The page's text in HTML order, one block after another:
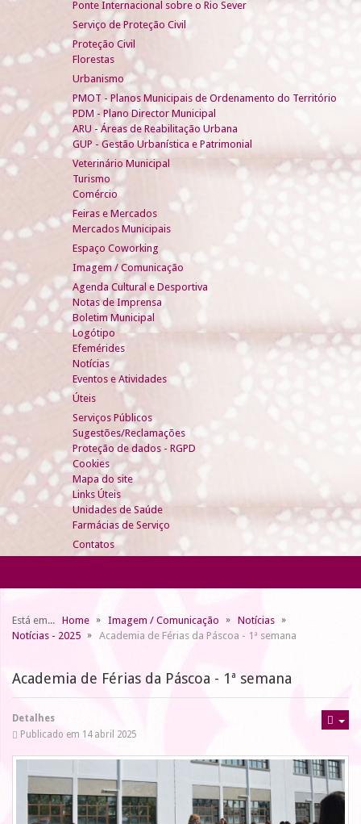
Ponte Internacional sobre o Rio Sever
Serviço de Proteção Civil
Proteção Civil
Florestas
Urbanismo
PMOT - Planos Municipais de Ordenamento do Território
PDM - Plano Director Municipal
ARU - Áreas de Reabilitação Urbana
GUP - Gestão Urbanística e Patrimonial
Veterinário Municipal
Turismo
Comércio
Feiras e Mercados
Mercados Municipais
Espaço Coworking
Imagem / Comunicação
Agenda Cultural e Desportiva
Notas de Imprensa
Boletim Municipal
Logótipo
Efemérides
Notícias
Eventos e Atividades
Úteis
Serviços Públicos
Sugestões/Reclamações
Proteção de dados - RGPD
Cookies
Mapa do site
Links Úteis
Unidades de Saúde
Farmácias de Serviço
Contatos
Está em... Home Imagem / Comunicação
Notícias
Notícias - 2025
Academia de Férias da Páscoa - 1ª semana
Academia de Férias da Páscoa - 1ª semana
Detalhes
Publicado em 14 abril 2025